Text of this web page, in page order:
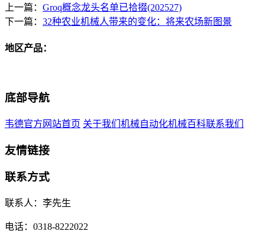
上一篇： Groq概念龙头名单已拾掇(202527)
下一篇： 32种农业机械人带来的变化：将来农场新图景
地区产品：
底部导航
韦德官方网站首页 关于我们 机械自动化机械百科联系我们
友情链接
联系方式
联系人：李先生
电话：0318-8222022